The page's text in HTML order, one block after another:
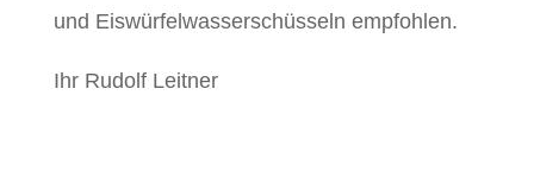
und Eiswürfelwasserschüsseln empfohlen.
Ihr Rudolf Leitner